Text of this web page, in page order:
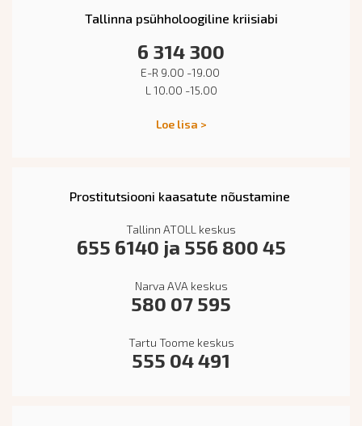
Tallinna psühholoogiline kriisiabi
6 314 300
E-R 9.00 -19.00
L 10.00 -15.00
Loe lisa >
Prostitutsiooni kaasatute nõustamine
Tallinn ATOLL keskus
655 6140 ja 556 800 45
Narva AVA keskus
580 07 595
Tartu Toome keskus
555 04 491